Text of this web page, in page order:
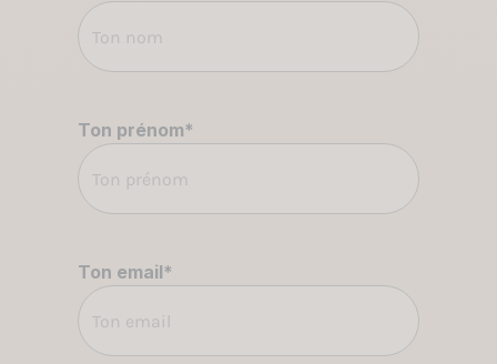
Ton prénom*
Ton email*